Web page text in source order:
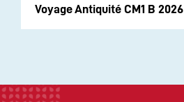
Voyage Antiquité CM1 B 2026